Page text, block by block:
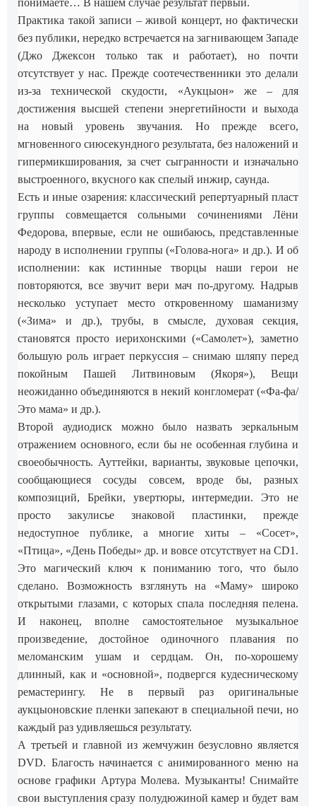
понимаете… В нашем случае результат первый.
Практика такой записи – живой концерт, но фактически
без публики, нередко встречается на загнивающем Западе
(Джо Джексон только так и работает), но почти
отсутствует у нас. Прежде соотечественники это делали
из-за технической скудости, «Аукцыон» же – для
достижения высшей степени энергетийности и выхода
на новый уровень звучания. Но прежде всего,
мгновенного сиюсекундного результата, без наложений и
гипермикширования, за счет сыгранности и изначально
выстроенного, вкусного как спелый инжир, саунда.
Есть и иные озарения: классический репертуарный пласт
группы совмещается сольными сочинениями Лёни
Федорова, впервые, если не ошибаюсь, представленные
народу в исполнении группы («Голова-нога» и др.). И об
исполнении: как истинные творцы наши герои не
повторяются, все звучит вери мач по-другому. Надрыв
несколько уступает место откровенному шаманизму
(«Зима» и др.), трубы, в смысле, духовая секция,
становятся просто иерихонскими («Самолет»), заметно
большую роль играет перкуссия – снимаю шляпу перед
покойным Пашей Литвиновым (Якоря»), Вещи
неожиданно объединяются в некий конгломерат («Фа-фа/
Это мама» и др.).
Второй аудиодиск можно было назвать зеркальным
отражением основного, если бы не особенная глубина и
своеобычность. Ауттейки, варианты, звуковые цепочки,
сообщающиеся сосуды совсем, вроде бы, разных
композиций, Брейки, увертюры, интермедии. Это не
просто закулисье знаковой пластинки, прежде
недоступное публике, а многие хиты – «Сосет»,
«Птица», «День Победы» др. и вовсе отсутствует на CD1.
Это магический ключ к пониманию того, что было
сделано. Возможность взглянуть на «Маму» широко
открытыми глазами, с которых спала последняя пелена.
И наконец, вполне самостоятельное музыкальное
произведение, достойное одиночного плавания по
меломанским ушам и сердцам. Он, по-хорошему
длинный, как и «основной», подвергся кудесническому
ремастерингу. Не в первый раз оригинальные
аукцыоновские пленки запекают в специальной печи, но
каждый раз удивляешься результату.
А третьей и главной из жемчужин безусловно является
DVD. Благость начинается с анимированного меню на
основе графики Артура Молева. Музыканты! Снимайте
свои выступления сразу полудюжиной камер и будет вам